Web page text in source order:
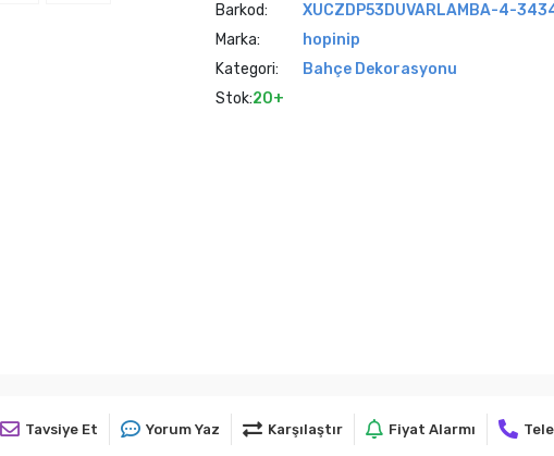
Barkod:
XUCZDP53DUVARLAMBA-4-
Marka:
hopinip
Kategori:
Bahçe Dekorasyonu
Stok:20+
Tavsiye Et Yorum Yaz Karşılaştır Fiyat Alarmı